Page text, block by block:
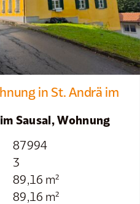
in St. Andrä im
Sausal, Wohnung
87994
3
89,16 m²
89,16 m²